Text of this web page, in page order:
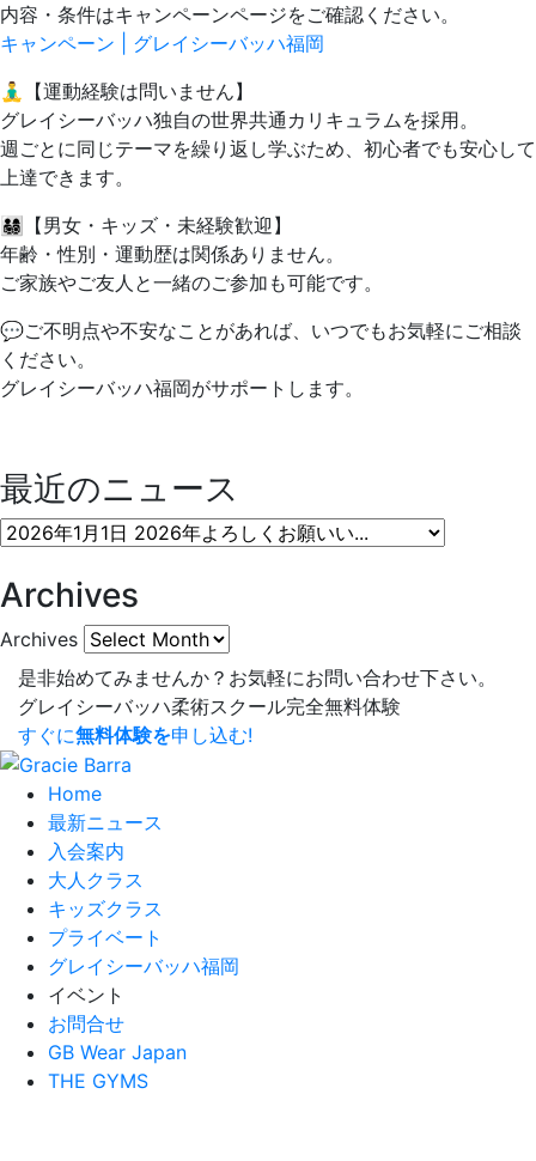
内容・条件はキャンペーンページをご確認ください。
キャンペーン | グレイシーバッハ福岡
🧘‍♂️【運動経験は問いません】
グレイシーバッハ独自の世界共通カリキュラムを採用。
週ごとに同じテーマを繰り返し学ぶため、初心者でも安心して
上達できます。
👨‍👩‍👧‍👦【男女・キッズ・未経験歓迎】
年齢・性別・運動歴は関係ありません。
ご家族やご友人と一緒のご参加も可能です。
💬ご不明点や不安なことがあれば、いつでもお気軽にご相談
ください。
グレイシーバッハ福岡がサポートします。
最近のニュース
Archives
Archives
是非始めてみませんか？ お気軽にお問い合わせ下さい。
グレイシーバッハ柔術スクール完全無料体験
すぐに無料体験を申し込む!
Home
最新ニュース
入会案内
大人クラス
キッズクラス
プライベート
グレイシーバッハ福岡
イベント
お問合せ
GB Wear Japan
THE GYMS